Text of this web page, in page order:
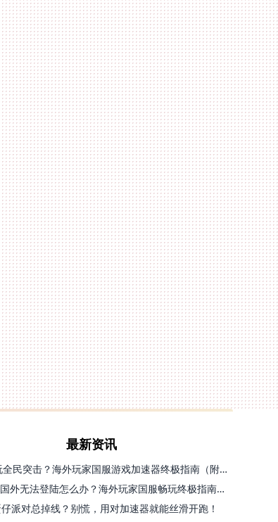
最新资讯
印度怎么玩全民突击？海外玩家国服游戏加速器终极指南（附原神延迟优化+精灵之境加速器选择）
300大作战国外无法登陆怎么办？海外玩家国服畅玩终极指南（附实测推荐）
派对总掉线？别慌，用对加速器就能丝滑开跑！